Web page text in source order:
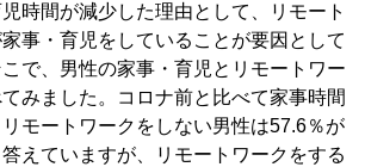
時間が減少した理由として、リモート
事・育児をしていることが要因として
で、男性の家事・育児とリモートワー
みました。コロナ前と比べて家事時間
モートワークをしない男性は57.6％が
答えていますが、リモートワークをする